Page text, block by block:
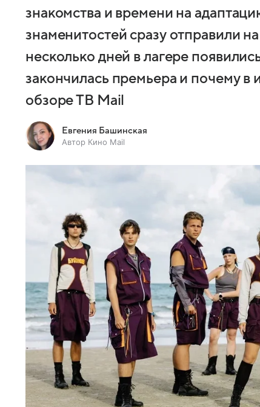
знакомства и времени на
знаменитостей сразу отправили
несколько дней в лагере
закончилась премьера и почему в
обзоре ТВ Mail
Евгения Башинская
Автор Кино Mail